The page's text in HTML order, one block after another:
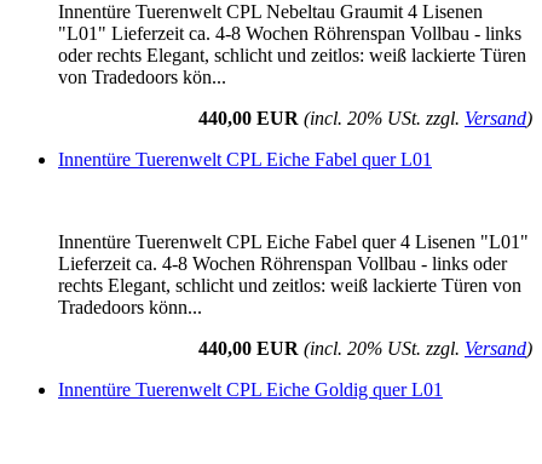
Innentüre Tuerenwelt CPL Nebeltau Graumit 4 Lisenen
"L01" Lieferzeit ca. 4-8 Wochen Röhrenspan Vollbau - links
oder rechts Elegant, schlicht und zeitlos: weiß lackierte Türen
von Tradedoors kön...
440,00 EUR (incl. 20% USt. zzgl. Versand)
Innentüre Tuerenwelt CPL Eiche Fabel quer L01
Innentüre Tuerenwelt CPL Eiche Fabel quer 4 Lisenen "L01"
Lieferzeit ca. 4-8 Wochen Röhrenspan Vollbau - links oder
rechts Elegant, schlicht und zeitlos: weiß lackierte Türen von
Tradedoors könn...
440,00 EUR (incl. 20% USt. zzgl. Versand)
Innentüre Tuerenwelt CPL Eiche Goldig quer L01